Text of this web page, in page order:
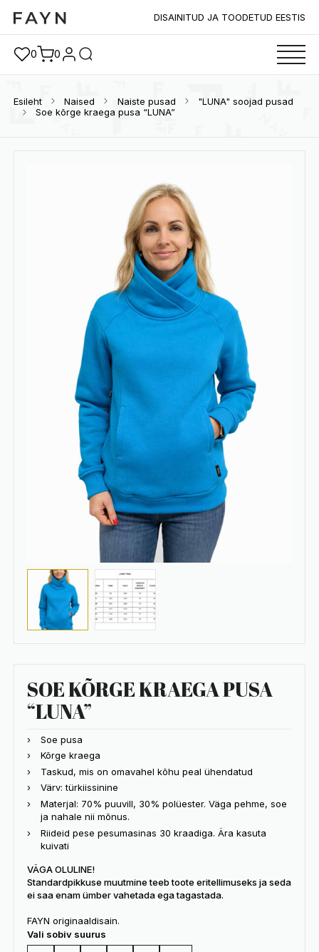
DISAINITUD JA TOODETUD EESTIS
0 0
Esileht Naised Naiste pusad
"LUNA" soojad pusad
Soe kõrge kraega pusa “LUNA”
SOE KÕRGE KRAEGA PUSA
“LUNA”
Soe pusa
Kõrge kraega
Taskud, mis on omavahel kõhu peal ühendatud
Värv: türkiissinine
Materjal: 70% puuvill, 30% polüester. Väga pehme, soe
ja nahale nii mõnus.
Riideid pese pesumasinas 30 kraadiga. Ära kasuta
kuivati
VÄGA OLULINE!
Standardpikkuse muutmine teeb toote eritellimuseks ja seda
ei saa enam ümber vahetada ega tagastada.
FAYN originaaldisain.
Vali sobiv suurus